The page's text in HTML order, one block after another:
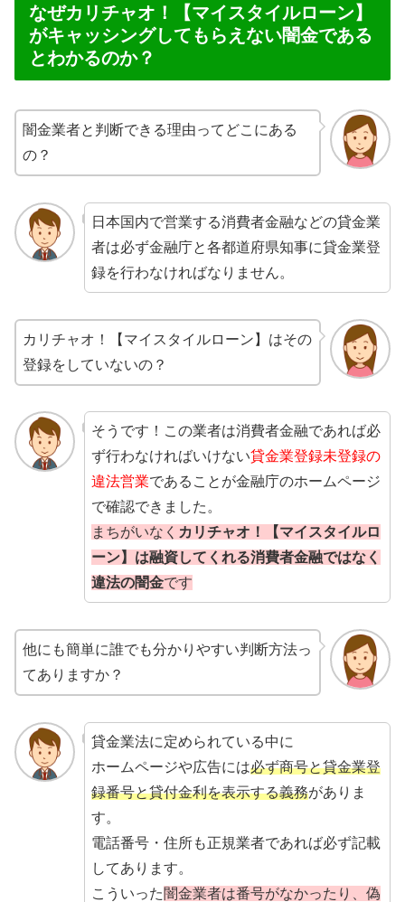
なぜカリチャオ！【マイスタイルローン】
がキャッシングしてもらえない闇金である
とわかるのか？
闇金業者と判断できる理由ってどこにある
の？
日本国内で営業する消費者金融などの貸金業
者は必ず金融庁と各都道府県知事に貸金業登
録を行わなければなりません。
カリチャオ！【マイスタイルローン】はその
登録をしていないの？
そうです！この業者は消費者金融であれば必
ず行わなければいけない貸金業登録未登録の
違法営業であることが金融庁のホームページ
で確認できました。
まちがいなく カリチャオ！【マイスタイルロ
ーン】は融資してくれる消費者金融ではなく
違法の闇金です
他にも簡単に誰でも分かりやすい判断方法っ
てありますか？
貸金業法に定められている中に
ホームページや広告には必ず商号と貸金業登
録番号と貸付金利を表示する義務がありま
す。
電話番号・住所も正規業者であれば必ず記載
してあります。
こういった闇金業者は番号がなかったり、偽